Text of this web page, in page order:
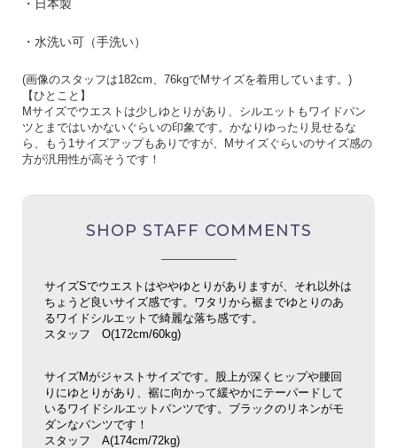
・日本製
・水洗い可（手洗い）
(画像のスタッフは182cm、 76kgでMサイズを着用しています。 )
【ひとこと】
Mサイズでウエストは少しゆとりがあり、シルエットもワイドパン
ツとまではいかないぐらいの印象です。かなりゆったり見せるな
ら、もう1サイズアップもありですが、Mサイズぐらいのサイズ感の
方が汎用性が高そうです！
SHOP STAFF COMMENTS
サイズSでウエストはややゆとりがありますが、それ以外は
ちょうど良いサイズ感です。ワタリから裾までゆとりのあ
るワイドシルエットで綺麗な落ち感です。
スタッフ O(172cm/60kg)
サイズMがジャストサイズです。股上が深くヒップや腰回
りにゆとりがあり、裾に向かって緩やかにテーパードして
いるワイドシルエットパンツです。ブラックのリネンがモ
ダンなパンツです！
スタッフ A(174cm/72kg)